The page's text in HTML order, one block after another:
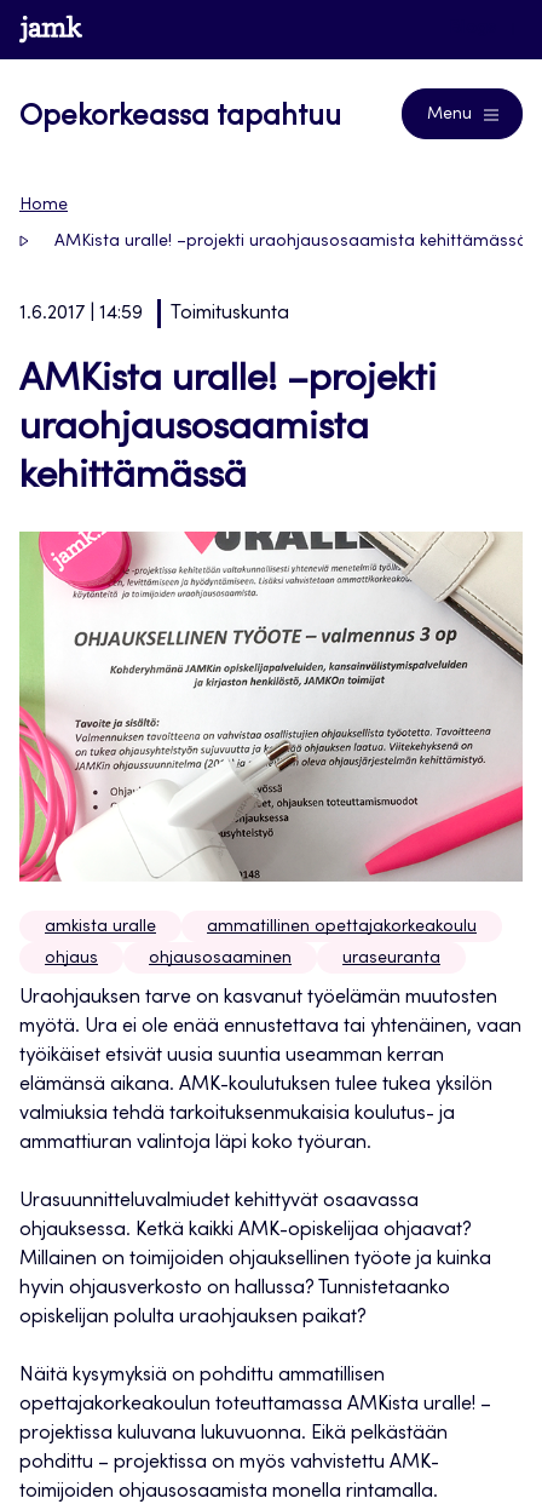
Siirry
suoraan
www.jamk.fi
Opekorkeassa tapahtuu Menu
Home
AMKista uralle! –projekti uraohjausosaamista kehittämässä
1.6.2017 | 14:59 Toimituskunta
AMKista uralle! –projekti
uraohjausosaamista
kehittämässä
amkista uralle
ammatillinen opettajakorkeakoulu
ohjaus
ohjausosaaminen uraseuranta
Uraohjauksen tarve on kasvanut työelämän muutosten
myötä. Ura ei ole enää ennustettava tai yhtenäinen, vaan
työikäiset etsivät uusia suuntia useamman kerran
elämänsä aikana. AMK-koulutuksen tulee tukea yksilön
valmiuksia tehdä tarkoituksenmukaisia koulutus- ja
ammattiuran valintoja läpi koko työuran.
Urasuunnitteluvalmiudet kehittyvät osaavassa
ohjauksessa. Ketkä kaikki AMK-opiskelijaa ohjaavat?
Millainen on toimijoiden ohjauksellinen työote ja kuinka
hyvin ohjausverkosto on hallussa? Tunnistetaanko
opiskelijan polulta uraohjauksen paikat?
Näitä kysymyksiä on pohdittu ammatillisen
opettajakorkeakoulun toteuttamassa AMKista uralle! –
projektissa kuluvana lukuvuonna. Eikä pelkästään
pohdittu – projektissa on myös vahvistettu AMK-
toimijoiden ohjausosaamista monella rintamalla.